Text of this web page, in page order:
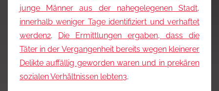
junge Männer aus der nahegelegenen Stadt,
innerhalb weniger Tage identifiziert und verhaftet
werden2.
Die Ermittlungen ergaben, dass die
Täter in der Vergangenheit bereits wegen kleinerer
Delikte auffällig geworden waren und in prekären
sozialen Verhältnissen lebten3.